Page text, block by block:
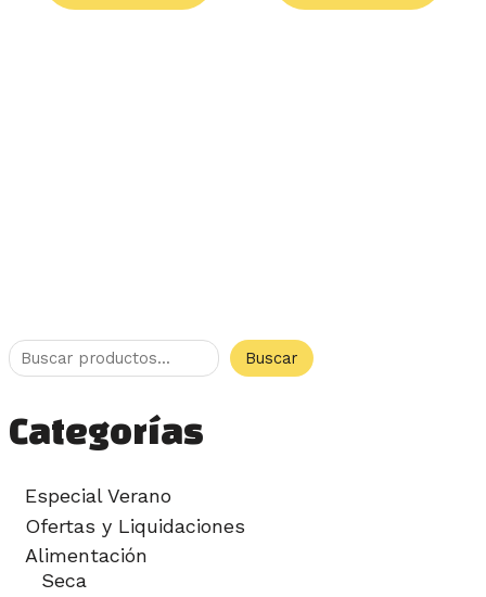
Buscar
Categorías
Especial Verano
Ofertas y Liquidaciones
Alimentación
Seca